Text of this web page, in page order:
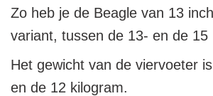
Zo heb je de Beagle van 13
variant, tussen de 13- en de 15
Het gewicht van de viervoeter
en de 12 kilogram.